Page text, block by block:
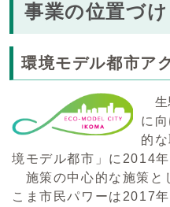
事業の位置づけ
環境モデル都市ア
生
に
的
境モデル都市」に2014
施策の中心的な施策と
こま市民パワーは2017